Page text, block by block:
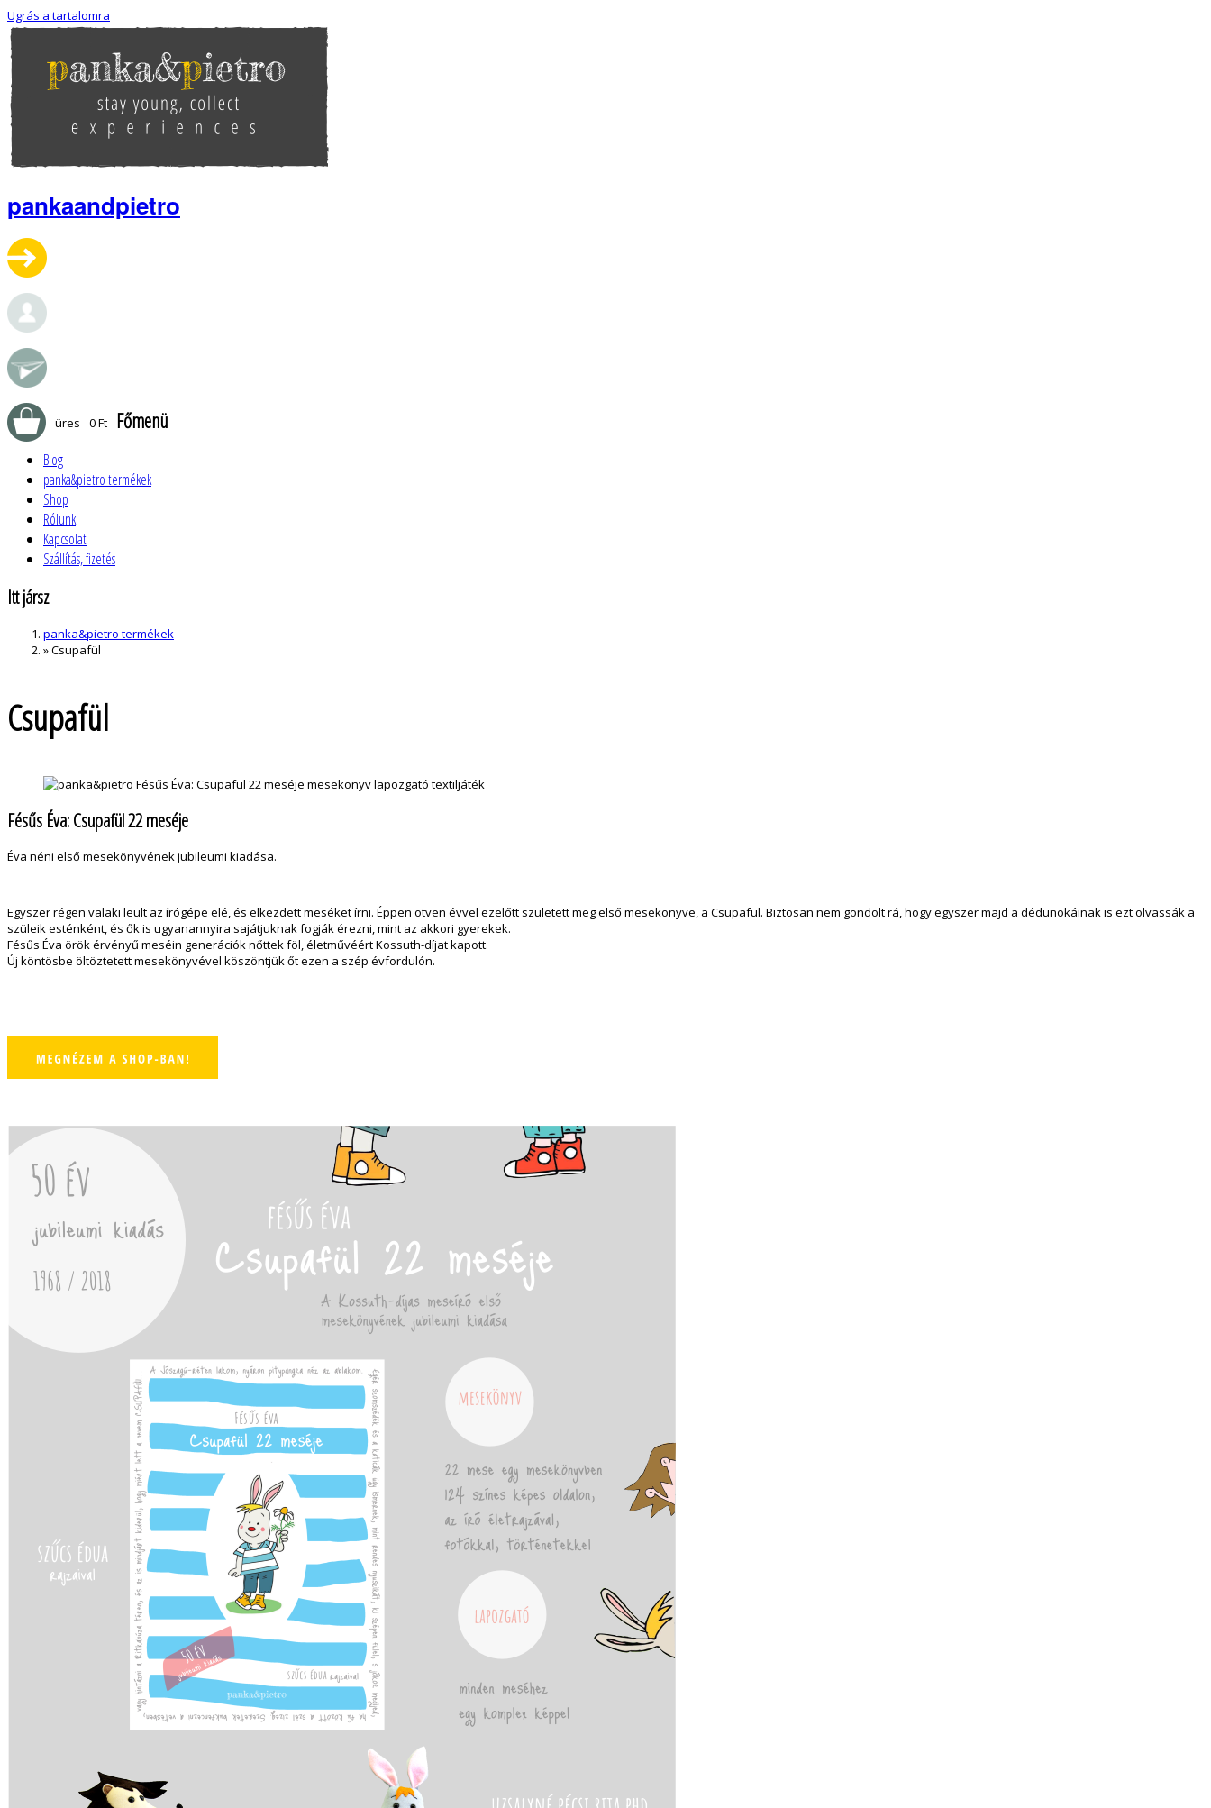
Ugrás a tartalomra
pankaandpietro
üres 0 Ft Főmenü
Blog
panka&pietro termékek
Shop
Rólunk
Kapcsolat
Szállítás, fizetés
Itt jársz
panka&pietro termékek
»Csupafül
Csupafül
Fésűs Éva: Csupafül 22 meséje
Éva néni első mesekönyvének jubileumi kiadása.
Egyszer régen valaki leült az írógépe elé, és elkezdett meséket írni. Éppen ötven évvel ezelőtt született meg első mesekönyve, a Csupafül. Biztosan nem gondolt rá, hogy egyszer majd a dédunokáinak is ezt olvassák a
szüleik esténként, és ők is ugyanannyira sajátjuknak fogják érezni, mint az akkori gyerekek.
Fésűs Éva örök érvényű meséin generációk nőttek föl, életművéért Kossuth-díjat kapott.
Új köntösbe öltöztetett mesekönyvével köszöntjük őt ezen a szép évfordulón.